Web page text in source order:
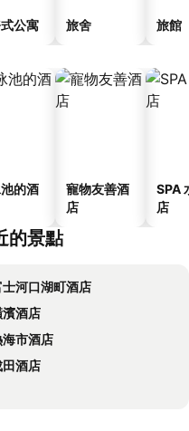
公寓 旅舍 旅館
的酒
寵物友善酒
店
SPA
店
的景點
士河口湖町酒店
濱酒店
海市酒店
田酒店